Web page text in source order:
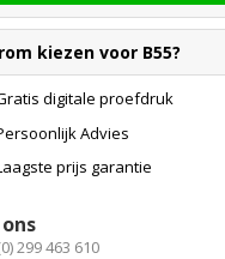
kiezen voor B55?
digitale proefdruk
Advies
prijs garantie
299 463 610